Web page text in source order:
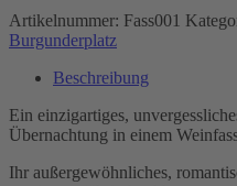
Artikelnummer: Fass001
Burgunderplatz
Beschreibung
Ein einzigartiges,
Übernachtung in einem
Ihr außergewöhnliches,